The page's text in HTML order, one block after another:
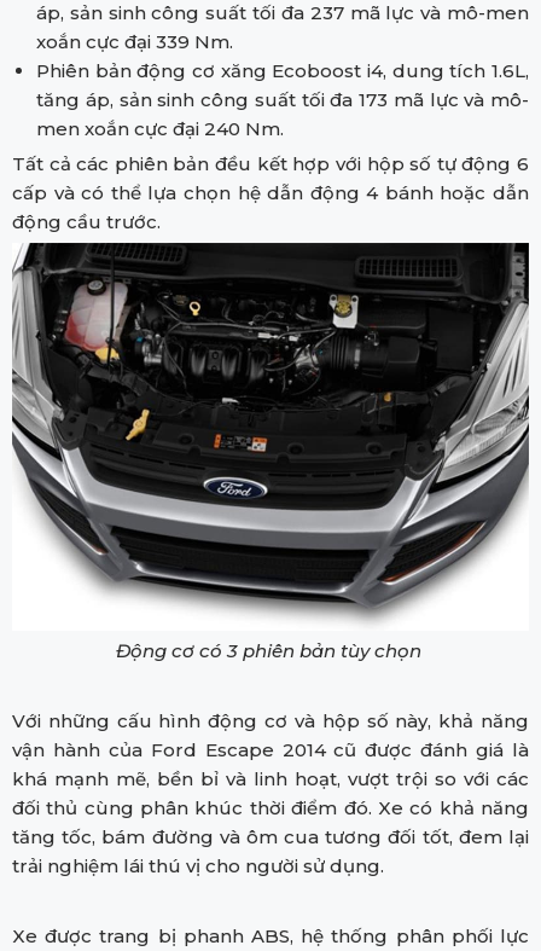
áp, sản sinh công suất tối đa 237 mã lực và mô-men
xoắn cực đại 339 Nm.
Phiên bản động cơ xăng Ecoboost i4, dung tích 1.6L,
tăng áp, sản sinh công suất tối đa 173 mã lực và mô-
men xoắn cực đại 240 Nm.
Tất cả các phiên bản đều kết hợp với hộp số tự động 6
cấp và có thể lựa chọn hệ dẫn động 4 bánh hoặc dẫn
động cầu trước.
Động cơ có 3 phiên bản tùy chọn
Với những cấu hình động cơ và hộp số này, khả năng
vận hành của Ford Escape 2014 cũ được đánh giá là
khá mạnh mẽ, bền bỉ và linh hoạt, vượt trội so với các
đối thủ cùng phân khúc thời điểm đó. Xe có khả năng
tăng tốc, bám đường và ôm cua tương đối tốt, đem lại
trải nghiệm lái thú vị cho người sử dụng.
Xe được trang bị phanh ABS, hệ thống phân phối lực